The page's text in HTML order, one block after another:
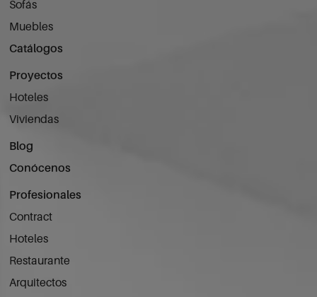
Sofás
Muebles
Catálogos
Proyectos
Hoteles
Viviendas
Blog
Conócenos
Profesionales
Contract
Hoteles
Restaurante
Arquitectos